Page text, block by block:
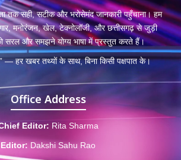
तक सही, सटीक और भरोसेमंद जानकारी पहुँचाना। हम
मनोरंजन, खेल, टेक्नोलॉजी, और छत्तीसगढ़ से जुड़ी
सरल और समझने योग्य भाषा में प्रस्तुत करते हैं।
— हर खबर तथ्यों के साथ, बिना किसी पक्षपात के।
Office Address
Editor: Rita Sharma
Editor: Dakshi Sahu Rao